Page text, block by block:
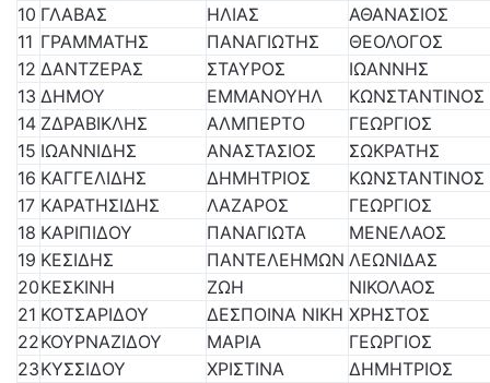
10 ΓΛΑΒΑΣ ΗΛΙΑΣ
ΑΘΑΝΑΣΙΟΣ
11 ΓΡΑΜΜΑΤΗΣ ΠΑΝΑΓΙΩΤΗΣ
ΘΕΟΛΟΓΟΣ
12 ΔΑΝΤΖΕΡΑΣ ΣΤΑΥΡΟΣ
ΙΩΑΝΝΗΣ
13 ΔΗΜΟΥ ΕΜΜΑΝΟΥΗΛ
ΚΩΝΣΤΑΝΤΙΝΟΣ
14 ΖΔΡΑΒΙΚΛΗΣ ΑΛΜΠΕΡΤΟ
ΓΕΩΡΓΙΟΣ
15 ΙΩΑΝΝΙΔΗΣ ΑΝΑΣΤΑΣΙΟΣ
ΣΩΚΡΑΤΗΣ
16 ΚΑΓΓΕΛΙΔΗΣ ΔΗΜΗΤΡΙΟΣ
ΚΩΝΣΤΑΝΤΙΝΟΣ
17 ΚΑΡΑΤΗΣΙΔΗΣ ΛΑΖΑΡΟΣ
ΓΕΩΡΓΙΟΣ
18 ΚΑΡΙΠΙΔΟΥ ΠΑΝΑΓΙΩΤΑ
ΜΕΝΕΛΑΟΣ
19 ΚΕΣΙΔΗΣ ΠΑΝΤΕΛΕΗΜΩΝ ΛΕΩΝΙΔΑΣ
20ΚΕΣΚΙΝΗ ΖΩΗ
ΝΙΚΟΛΑΟΣ
21 ΚΟΤΣΑΡΙΔΟΥ ΔΕΣΠΟΙΝΑ ΝΙΚΗ ΧΡΗΣΤΟΣ
22ΚΟΥΡΝΑΖΙΔΟΥ ΜΑΡΙΑ
ΓΕΩΡΓΙΟΣ
23ΚΥΣΣΙΔΟΥ ΧΡΙΣΤΙΝΑ
ΔΗΜΗΤΡΙΟΣ